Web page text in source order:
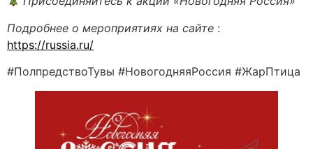
Подробнее о мероприятиях на сайте :
https://russia.ru/
#ПолпредствоТувы #НовогодняяРоссия #ЖарПтица